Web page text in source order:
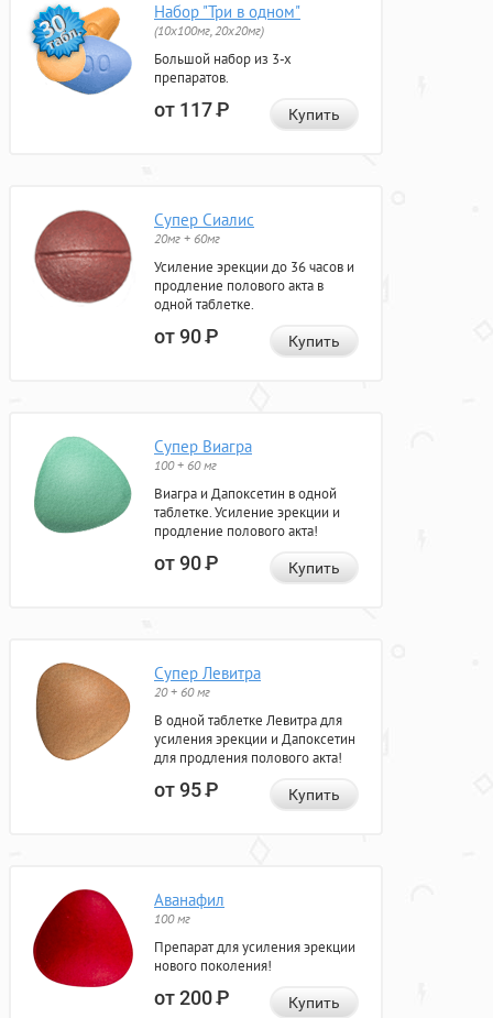
Набор "Три в одном"
(10x100мг, 20x20мг)
Большой набор из 3-х
препаратов.
от 117Р Купить
Супер Сиалис
20мг + 60мг
Усиление эрекции до 36 часов и
продление полового акта в
одной таблетке.
от 90Р Купить
Супер Виагра
100 + 60 мг
Виагра и Дапоксетин в одной
таблетке. Усиление эрекции и
продление полового акта!
от 90Р Купить
Супер Левитра
20 + 60 мг
В одной таблетке Левитра для
усиления эрекции и Дапоксетин
для продления полового акта!
от 95Р Купить
Аванафил
100 мг
Препарат для усиления эрекции
нового поколения!
от 200Р Купить